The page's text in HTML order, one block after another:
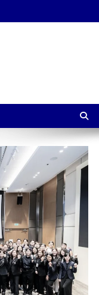
รเรียนรู้